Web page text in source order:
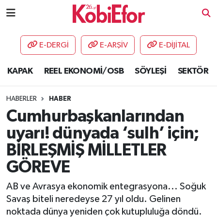
E-DERGİ E-ARŞİV E-DİJİTAL
KAPAK REEL EKONOMİ/OSB SÖYLEŞİ SEKTÖR
HABERLER HABER
Cumhurbaşkanlarından
uyarı! dünyada ‘sulh’ için;
BİRLEŞMİŞ MİLLETLER
GÖREVE
AB ve Avrasya ekonomik entegrasyona... Soğuk
Savaş biteli neredeyse 27 yıl oldu. Gelinen
noktada dünya yeniden çok kutupluluğa döndü.
AKADEMİ
DESTEK-TEŞVİK
ETKİNLİK
GÜNCEL
HABERLER
KAPAK
OSB